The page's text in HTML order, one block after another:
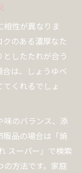
つける
挑戦
広げよう
指すコツ
説します
術
アイデア
味しく
性が異なりま
のある濃厚なた
したたれが合う
は、しょうゆベ
くれるでしょ
味のバランス、添
品の場合は「焼
スーパー」で検索
の方法です。家庭